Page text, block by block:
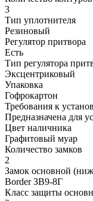
3
Тип уплотнителя
Резиновый
Регулятор притвора
Есть
Тип регулятора
Эксцентриковый
Упаковка
Гофрокартон
Требования к
Предназначена для
Цвет наличника
Графитовый муар
Количество замков
2
Замок основной
Border ЗВ9-8Г
Класс защиты